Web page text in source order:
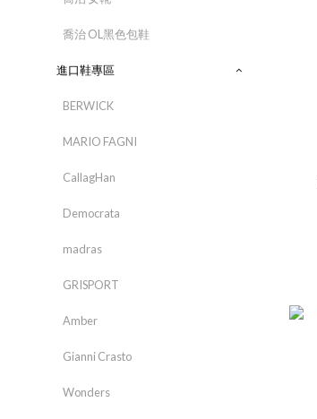
喬治 OL黑色包鞋
進口鞋專區
BERWICK
MARIO FAGNI
CallagHan
Democrata
madras
GRISPORT
Amber
Gianni Crasto
Wonders